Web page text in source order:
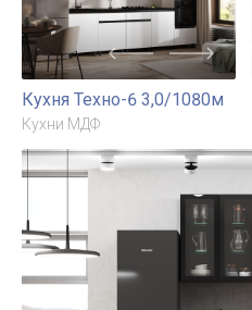
Кухня Техно-6 3,0/1080м
Кухни МДФ